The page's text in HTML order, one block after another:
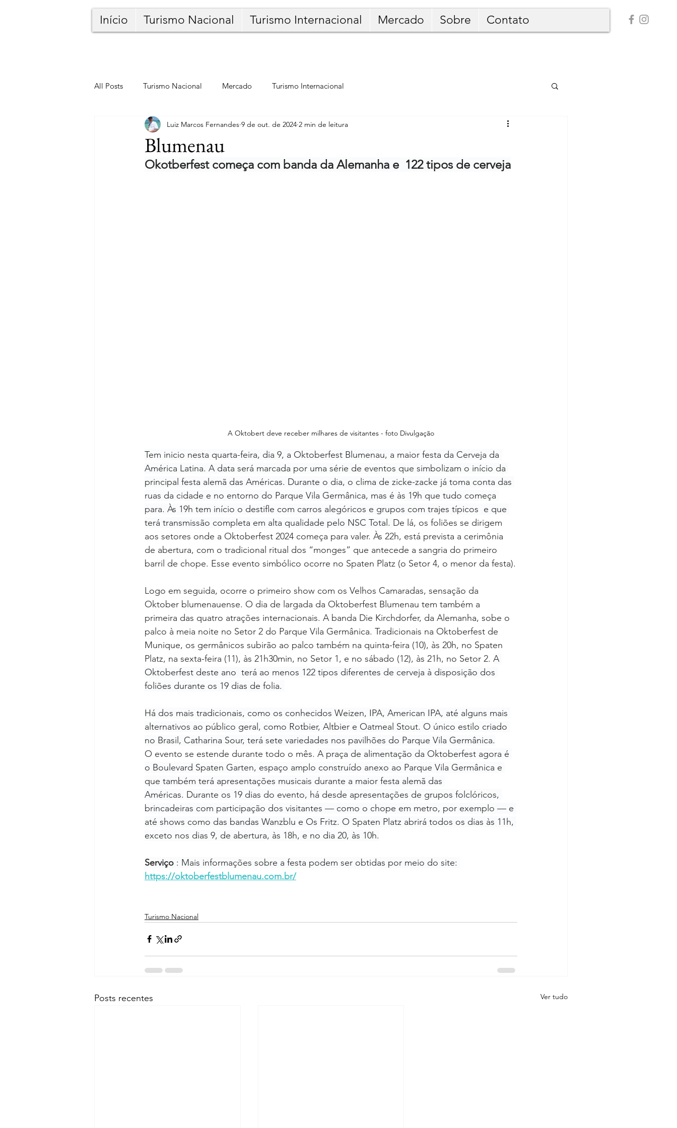
Início Turismo Nacional Turismo Internacional Mercado Sobre Contato
All Posts Turismo Nacional Mercado Turismo Internacional
Blumenau
Luiz Marcos Fernandes 9 de out. de 2024 2 min de leitura
Okotberfest começa com banda da Alemanha e  122 tipos de cerveja
A Oktobert deve receber milhares de visitantes - foto Divulgação
Tem inicio nesta quarta-feira, dia 9, a Oktoberfest Blumenau, a maior festa da Cerveja da
América Latina. A data será marcada por uma série de eventos que simbolizam o início da
principal festa alemã das Américas. Durante o dia, o clima de zicke-zacke já toma conta das
ruas da cidade e no entorno do Parque Vila Germânica, mas é às 19h que tudo começa
para. Às 19h tem início o destifle com carros alegóricos e grupos com trajes típicos  e que
terá transmissão completa em alta qualidade pelo NSC Total. De lá, os foliões se dirigem
aos setores onde a Oktoberfest 2024 começa para valer. Às 22h, está prevista a cerimônia
de abertura, com o tradicional ritual dos “monges” que antecede a sangria do primeiro
barril de chope. Esse evento simbólico ocorre no Spaten Platz (o Setor 4, o menor da festa).
Logo em seguida, ocorre o primeiro show com os Velhos Camaradas, sensação da
Oktober blumenauense. O dia de largada da Oktoberfest Blumenau tem também a
primeira das quatro atrações internacionais. A banda Die Kirchdorfer, da Alemanha, sobe o
palco à meia noite no Setor 2 do Parque Vila Germânica. Tradicionais na Oktoberfest de
Munique, os germânicos subirão ao palco também na quinta-feira (10), às 20h, no Spaten
Platz, na sexta-feira (11), às 21h30min, no Setor 1, e no sábado (12), às 21h, no Setor 2. A
Oktoberfest deste ano  terá ao menos 122 tipos diferentes de cerveja à disposição dos
foliões durante os 19 dias de folia.
Há dos mais tradicionais, como os conhecidos Weizen, IPA, American IPA, até alguns mais
alternativos ao público geral, como Rotbier, Altbier e Oatmeal Stout. O único estilo criado
no Brasil, Catharina Sour, terá sete variedades nos pavilhões do Parque Vila Germânica.
O evento se estende durante todo o mês. A praça de alimentação da Oktoberfest agora é
o Boulevard Spaten Garten, espaço amplo construído anexo ao Parque Vila Germânica e
que também terá apresentações musicais durante a maior festa alemã das
Américas. Durante os 19 dias do evento, há desde apresentações de grupos folclóricos,
brincadeiras com participação dos visitantes — como o chope em metro, por exemplo — e
até shows como das bandas Wanzblu e Os Fritz. O Spaten Platz abrirá todos os dias às 11h,
exceto nos dias 9, de abertura, às 18h, e no dia 20, às 10h.
Serviço : Mais informações sobre a festa podem ser obtidas por meio do site:
https://oktoberfestblumenau.com.br/
Turismo Nacional
Posts recentes Ver tudo